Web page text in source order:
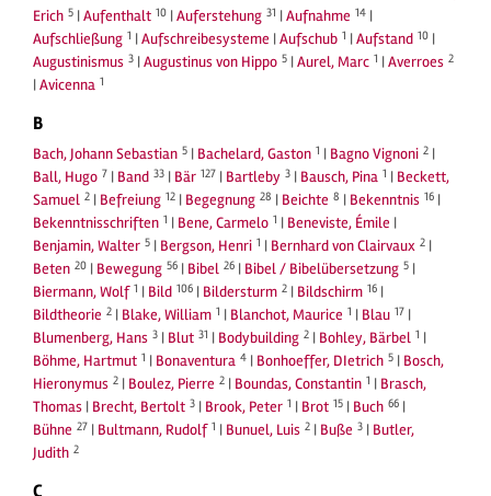
Erich 5 |Aufenthalt 10 |Auferstehung 31 |Aufnahme 14 |
Aufschließung 1 |Aufschreibesysteme |Aufschub 1 |Aufstand 10 |
Augustinismus 3 |Augustinus von Hippo 5 |Aurel, Marc 1 |Averroes 2
|Avicenna 1
B
Bach, Johann Sebastian 5 | Bachelard, Gaston 1 | Bagno Vignoni 2 |
Ball, Hugo 7 | Band 33 | Bär 127 | Bartleby 3 | Bausch, Pina 1 | Beckett,
Samuel 2 | Befreiung 12 | Begegnung 28 | Beichte 8 | Bekenntnis 16 |
Bekenntnisschriften 1 | Bene, Carmelo 1 | Beneviste, Émile |
Benjamin, Walter 5 | Bergson, Henri 1 | Bernhard von Clairvaux 2 |
Beten 20 | Bewegung 56 | Bibel 26 | Bibel / Bibelübersetzung 5 |
Biermann, Wolf 1 | Bild 106 | Bildersturm 2 | Bildschirm 16 |
Bildtheorie 2 | Blake, William 1 | Blanchot, Maurice 1 | Blau 17 |
Blumenberg, Hans 3 | Blut 31 | Bodybuilding 2 | Bohley, Bärbel 1 |
Böhme, Hartmut 1 | Bonaventura 4 | Bonhoeffer, DIetrich 5 | Bosch,
Hieronymus 2 | Boulez, Pierre 2 | Boundas, Constantin 1 | Brasch,
Thomas | Brecht, Bertolt 3 | Brook, Peter 1 | Brot 15 | Buch 66 |
Bühne 27 | Bultmann, Rudolf 1 | Bunuel, Luis 2 | Buße 3 | Butler,
Judith 2
C